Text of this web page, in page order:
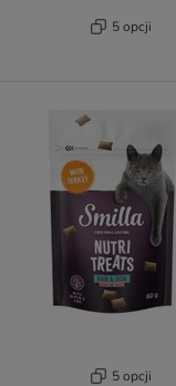
5 opcji
5 opcji